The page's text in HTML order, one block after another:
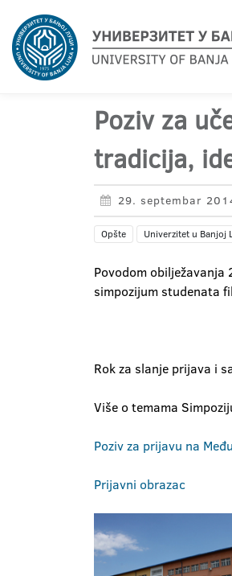
Poziv za
tradicija,
29. septembar
Opšte Univerzitet u Banjoj
Povodom
simpozijum studenata
Rok za slanje prijava i
Više o temama
Poziv za prijavu na
Prijavni obrazac